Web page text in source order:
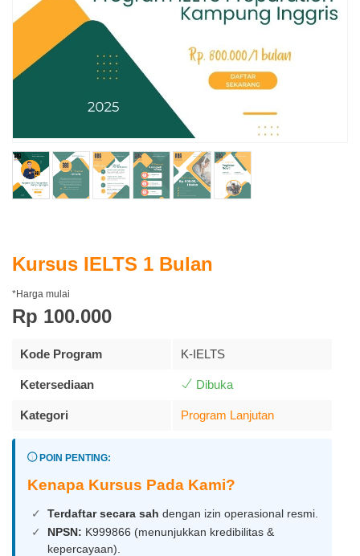
Kursus IELTS 1 Bulan
*Harga mulai
Rp 100.000
Kode Program K-IELTS
Ketersediaan Dibuka
Kategori Program Lanjutan
POIN PENTING:
Kenapa Kursus Pada Kami?
Terdaftar secara sah dengan izin operasional resmi.
NPSN: K999866 (menunjukkan kredibilitas &
kepercayaan).